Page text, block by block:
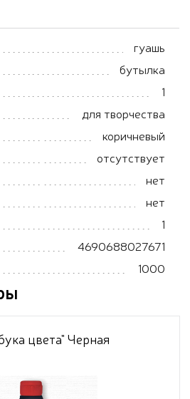
гуашь
бутылка
1
для творчества
коричневый
отсутствует
нет
нет
1
4690688027671
1000
цвета" Черная